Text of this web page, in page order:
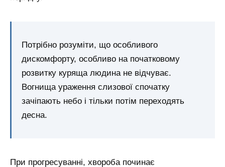
Потрібно розуміти, що особливого
дискомфорту, особливо на початковому
розвитку куряща людина не відчуває.
Вогнища ураження слизової спочатку
зачіпають небо і тільки потім переходять
десна.
При прогресуванні, хвороба починає